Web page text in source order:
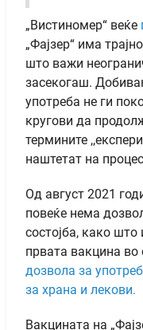
„Вистиномер“ веќе
„Фајзер“ има
што важи
засекогаш.
употреба не ги
кругови да
термините
наштетат на
Од август 2021
повеќе нема
состојба, како
првата вакцина во
дозвола за
за храна и лекови.
Вакцината на